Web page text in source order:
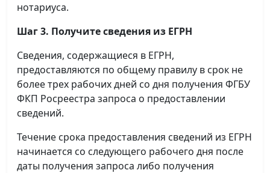
нотариуса.
Шаг 3. Получите сведения из ЕГРН
Сведения, содержащиеся в ЕГРН,
предоставляются по общему правилу в срок не
более трех рабочих дней со дня получения ФГБУ
ФКП Росреестра запроса о предоставлении
сведений.
Течение срока предоставления сведений из ЕГРН
начинается со следующего рабочего дня после
даты получения запроса либо получения